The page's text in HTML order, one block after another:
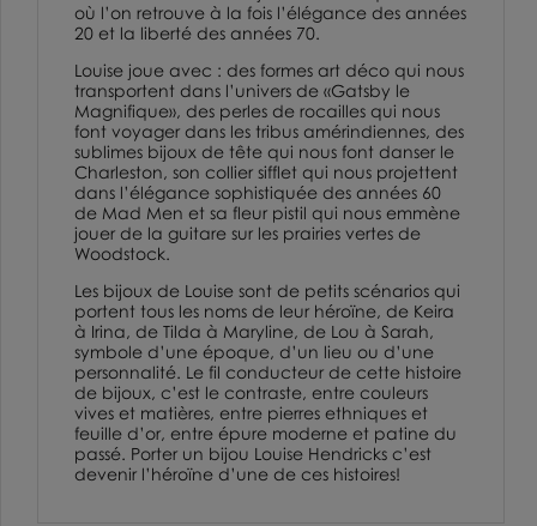
où l’on retrouve à la fois l’élégance des années
20 et la liberté des années 70.
Louise joue avec : des formes art déco qui nous
transportent dans l’univers de «Gatsby le
Magnifique», des perles de rocailles qui nous
font voyager dans les tribus amérindiennes, des
sublimes bijoux de tête qui nous font danser le
Charleston, son collier sifflet qui nous projettent
dans l’élégance sophistiquée des années 60
de Mad Men et sa fleur pistil qui nous emmène
jouer de la guitare sur les prairies vertes de
Woodstock.
Les bijoux de Louise sont de petits scénarios qui
portent tous les noms de leur héroïne, de Keira
à Irina, de Tilda à Maryline, de Lou à Sarah,
symbole d’une époque, d’un lieu ou d’une
personnalité. Le fil conducteur de cette histoire
de bijoux, c’est le contraste, entre couleurs
vives et matières, entre pierres ethniques et
feuille d’or, entre épure moderne et patine du
passé. Porter un bijou Louise Hendricks c’est
devenir l’héroïne d’une de ces histoires!